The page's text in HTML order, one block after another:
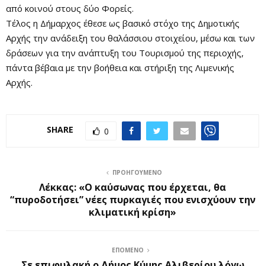
από κοινού στους δύο Φορείς.
Τέλος η Δήμαρχος έθεσε ως βασικό στόχο της Δημοτικής
Αρχής την ανάδειξη του θαλάσσιου στοιχείου, μέσω και των
δράσεων για την ανάπτυξη του Τουρισμού της περιοχής,
πάντα βέβαια με την βοήθεια και στήριξη της Λιμενικής
Αρχής.
SHARE 0
ΠΡΟΗΓΟΎΜΕΝΟ
Λέκκας: «Ο καύσωνας που έρχεται, θα
“πυροδοτήσει” νέες πυρκαγιές που ενισχύουν την
κλιματική κρίση»
ΕΠΌΜΕΝΟ